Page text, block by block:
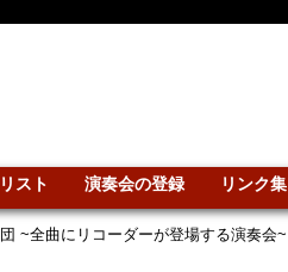
スト 演奏会の登録 リンク集
~全曲にリコーダーが登場する演奏会~